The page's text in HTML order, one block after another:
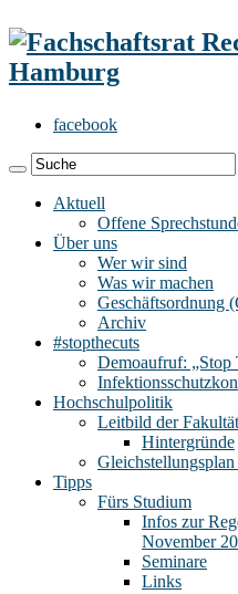
facebook
Aktuell
Offene
Über uns
Wer wir sind
Was wir machen
Geschäftsordnung
Archiv
#stopthecuts
Demoaufruf: „Stop
Hochschulpolitik
Leitbild der Fakultät
Hintergründe
Tipps
Fürs Studium
Infos zur
November
Seminare
Links